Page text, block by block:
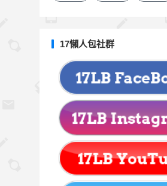
17懶人包社群